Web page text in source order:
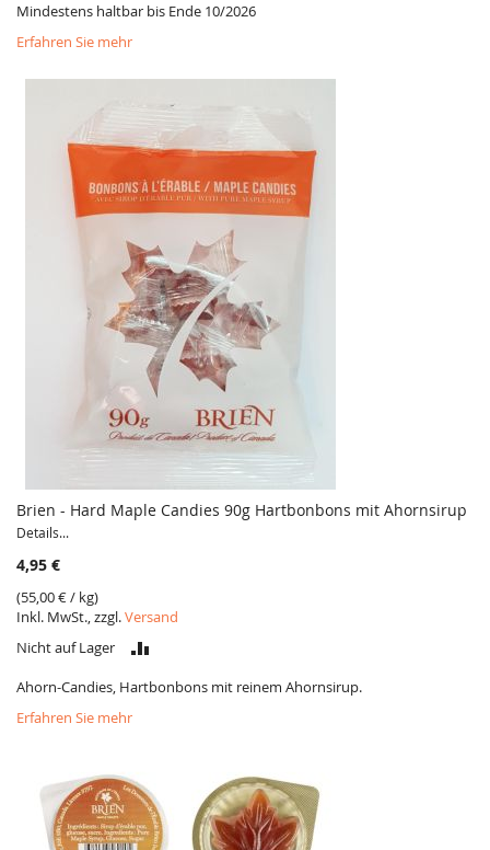
Mindestens haltbar bis Ende 10/2026
Erfahren Sie mehr
Brien - Hard Maple Candies 90g Hartbonbons mit Ahornsirup
Details...
4,95 €
(55,00 €/ kg)
Inkl. MwSt., zzgl.Versand
Nicht auf Lager
VERGLEICH
Ahorn-Candies, Hartbonbons mit reinem Ahornsirup.
Erfahren Sie mehr